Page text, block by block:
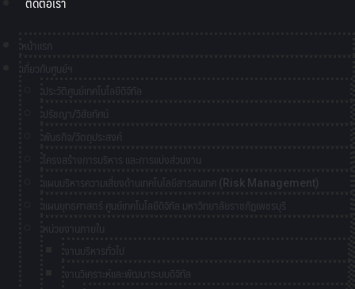
ติดต่อเรา
หน้าแรก
เกี่ยวกับศูนย์ฯ
ประวัติศูนย์เทคโนโลยีดิจิทัล
ปรัชญา/วิสัยทัศน์
พันธกิจ/วัตถุประสงค์
โครงสร้างการบริหาร และการแบ่งส่วนงาน
แผนบริหารความเสี่ยงด้านเทคโนโลยีสารสนเทศ (Risk Management)
แผนยุทธศาสตร์ ศูนย์เทคโนโลยีดิจิทัล มหาวิทยาลัยราชภัฏเพชรบุรี
หน่วยงานภายใน
งานบริหารทั่วไป
งานวิเคราะห์และพัฒนาระบบดิจิทัล